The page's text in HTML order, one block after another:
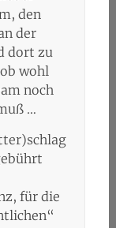
den
der
dort zu
wohl
noch
…
für die